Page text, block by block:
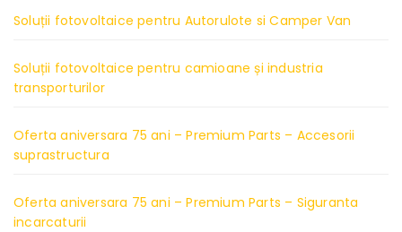
Soluții fotovoltaice pentru Autorulote si Camper Van
Soluții fotovoltaice pentru camioane și industria
transporturilor
Oferta aniversara 75 ani – Premium Parts – Accesorii
suprastructura
Oferta aniversara 75 ani – Premium Parts – Siguranta
incarcaturii